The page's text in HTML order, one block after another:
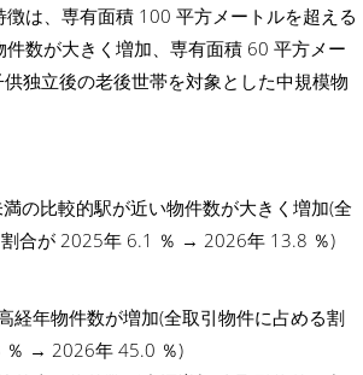
は、専有面積 100 平方メートルを超える
数が大きく増加、専有面積 60 平方メー
供独立後の老後世帯を対象とした中規模物
の比較的駅が近い物件数が大きく増加(全
合が 2025年 6.1 ％ → 2026年 13.8 ％)
経年物件数が増加(全取引物件に占める割
％ → 2026年 45.0 ％)